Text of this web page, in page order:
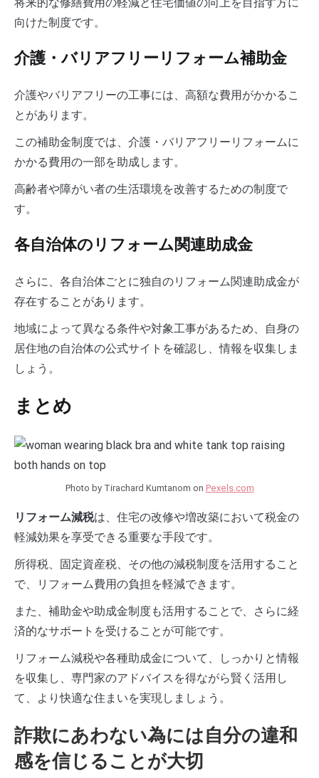
将来的な修繕費用の軽減と住宅価値の向上を目指す方に
向けた制度です。
介護・バリアフリーリフォーム補助金
介護やバリアフリーの工事には、高額な費用がかかるこ
とがあります。
この補助金制度では、介護・バリアフリーリフォームに
かかる費用の一部を助成します。
高齢者や障がい者の生活環境を改善するための制度で
す。
各自治体のリフォーム関連助成金
さらに、各自治体ごとに独自のリフォーム関連助成金が
存在することがあります。
地域によって異なる条件や対象工事があるため、自身の
居住地の自治体の公式サイトを確認し、情報を収集しま
しょう。
まとめ
Photo by Tirachard Kumtanom on Pexels.com
リフォーム減税は、住宅の改修や増改築において税金の
軽減効果を享受できる重要な手段です。
所得税、固定資産税、その他の減税制度を活用すること
で、リフォーム費用の負担を軽減できます。
また、補助金や助成金制度も活用することで、さらに経
済的なサポートを受けることが可能です。
リフォーム減税や各種助成金について、しっかりと情報
を収集し、専門家のアドバイスを得ながら賢く活用し
て、より快適な住まいを実現しましょう。
詐欺にあわない為には自分の違和
感を信じることが大切